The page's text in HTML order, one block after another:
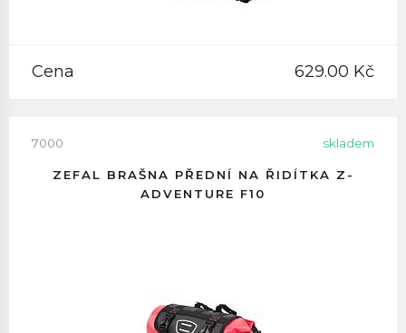
Cena 629.00 Kč
7000 skladem
ZEFAL BRAŠNA PŘEDNÍ NA ŘIDÍTKA Z-
ADVENTURE F10